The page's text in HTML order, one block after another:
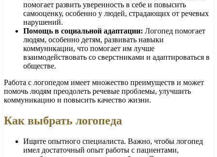
помогает развить уверенность в себе и повысить
самооценку, особенно у людей, страдающих от речевых
нарушений.
Помощь в социальной адаптации: Логопед помогает
людям, особенно детям, развивать навыки
коммуникации, что помогает им лучше
взаимодействовать со сверстниками и адаптироваться в
обществе.
Работа с логопедом имеет множество преимуществ и может
помочь людям преодолеть речевые проблемы, улучшить
коммуникацию и повысить качество жизни.
Как выбрать логопеда
Ищите опытного специалиста. Важно, чтобы логопед
имел достаточный опыт работы с пациентами,